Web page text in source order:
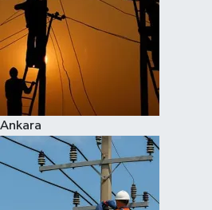
Ankara